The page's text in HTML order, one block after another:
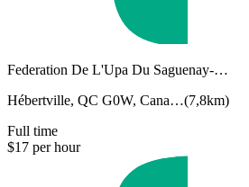
Federation De L'Upa Du Saguenay-…
Hébertville, QC G0W, Cana…(7,8km)
Full time
$17 per hour